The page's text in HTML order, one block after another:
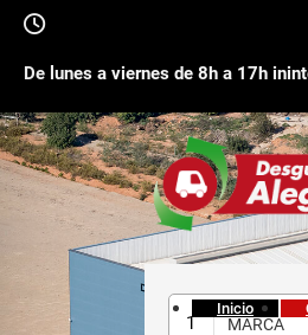
De lunes a viernes de 8h a 17h
Inicio
MARCA